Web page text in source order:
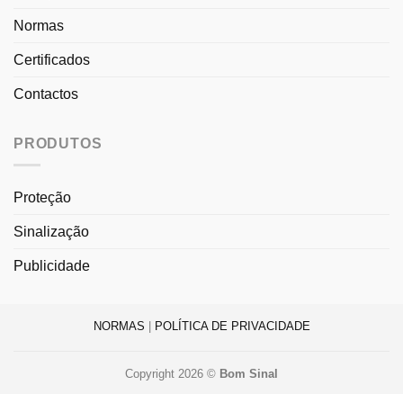
Normas
Certificados
Contactos
PRODUTOS
Proteção
Sinalização
Publicidade
NORMAS POLÍTICA DE PRIVACIDADE
Copyright 2026 © Bom Sinal